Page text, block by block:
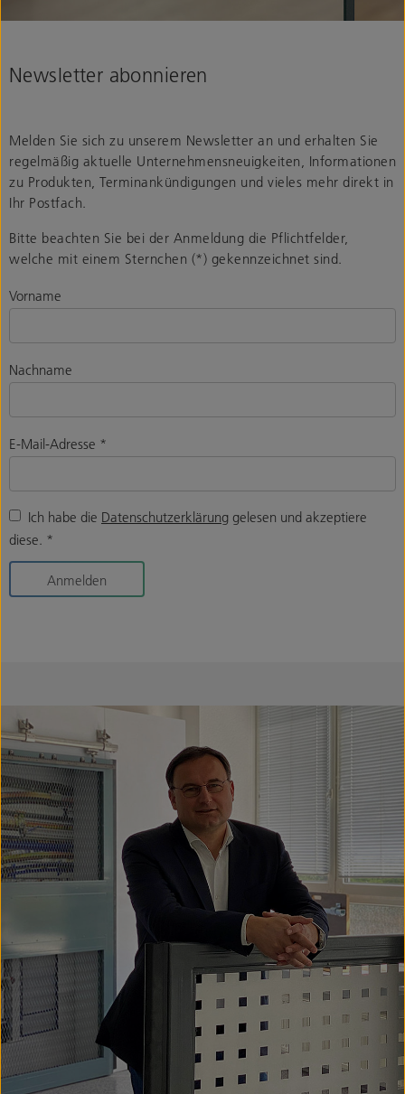
Newsletter abonnieren
Melden Sie sich zu unserem Newsletter an und erhalten Sie
regelmäßig aktuelle Unternehmensneuigkeiten, Informationen
zu Produkten, Terminankündigungen und vieles mehr direkt in
Ihr Postfach.
Bitte beachten Sie bei der Anmeldung die Pflichtfelder,
welche mit einem Sternchen (*) gekennzeichnet sind.
Vorname
Nachname
E-Mail-Adresse *
Ich habe die Datenschutzerklärung gelesen und akzeptiere
diese. *
Anmelden